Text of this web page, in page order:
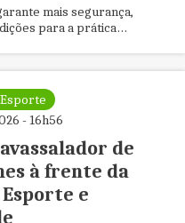
mais segurança,
para a prática
Cidade.
- 16h56
de
à frente da
e